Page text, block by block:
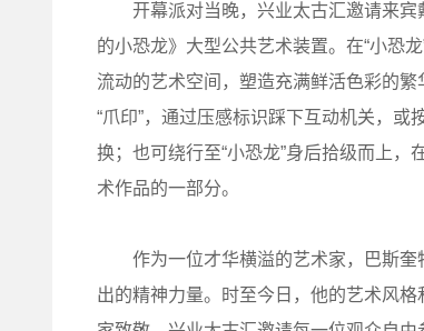
开幕派对当晚，兴业太古汇邀请来宾
的小恐龙》大型公共艺术装置。在“小恐
流动的艺术空间，塑造充满鲜活色彩的
“爪印”，通过压感标识踩下互动机关，或
换；也可绕行至“小恐龙”身后拾级而上，
术作品的一部分。
作为一位才华横溢的艺术家，巴斯奎
出的精神力量。时至今日，他的艺术风